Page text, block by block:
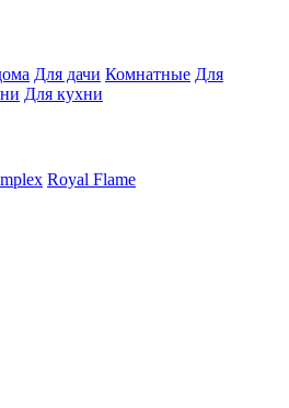
Для дачи Комнатные Для
Для кухни
Royal Flame